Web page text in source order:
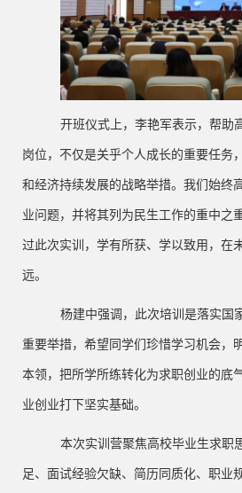
开班仪式上，李艳军表示，帮助
岗位，不仅是关乎个人成长的重要任务
和经济持续发展的战略举措。我们始终
业问题，并将其列为民生工作的重中之
过此次实训，学有所获、学以致用，在
远。
杨建中强调，此次培训是落实国
重要举措，希望同学们珍惜学习机会，
本领，把所学所练转化为求职创业的底
业创业打下坚实基础。
本次实训营聚焦高校毕业生求职
足、面试经验欠缺、简历同质化、职业